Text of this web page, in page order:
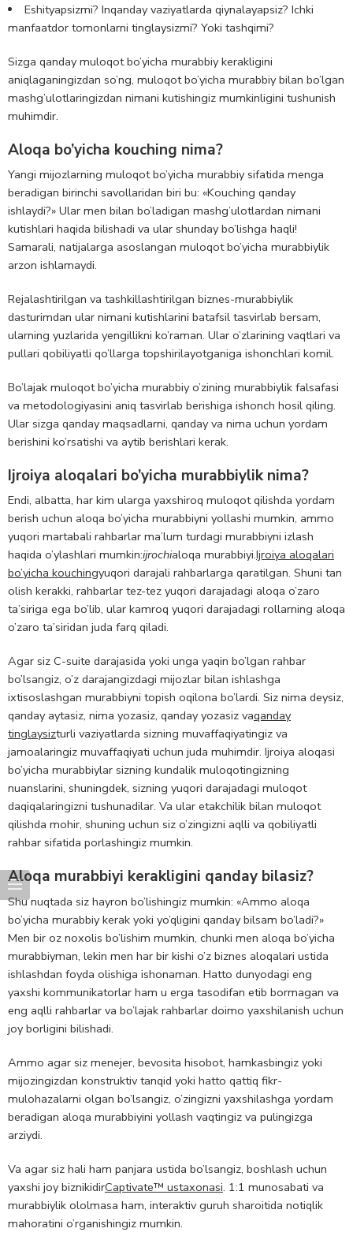
Eshityapsizmi? Inqanday vaziyatlarda qiynalayapsiz? Ichki
manfaatdor tomonlarni tinglaysizmi? Yoki tashqimi?
Sizga qanday muloqot bo’yicha murabbiy kerakligini
aniqlaganingizdan so’ng, muloqot bo’yicha murabbiy bilan bo’lgan
mashg’ulotlaringizdan nimani kutishingiz mumkinligini tushunish
muhimdir.
Aloqa bo’yicha kouching nima?
Yangi mijozlarning muloqot bo’yicha murabbiy sifatida menga
beradigan birinchi savollaridan biri bu: «Kouching qanday
ishlaydi?» Ular men bilan bo’ladigan mashg’ulotlardan nimani
kutishlari haqida bilishadi va ular shunday bo’lishga haqli!
Samarali, natijalarga asoslangan muloqot bo’yicha murabbiylik
arzon ishlamaydi.
Rejalashtirilgan va tashkillashtirilgan biznes-murabbiylik
dasturimdan ular nimani kutishlarini batafsil tasvirlab bersam,
ularning yuzlarida yengillikni ko’raman. Ular o’zlarining vaqtlari va
pullari qobiliyatli qo’llarga topshirilayotganiga ishonchlari komil.
Bo’lajak muloqot bo’yicha murabbiy o’zining murabbiylik falsafasi
va metodologiyasini aniq tasvirlab berishiga ishonch hosil qiling.
Ular sizga qanday maqsadlarni, qanday va nima uchun yordam
berishini ko’rsatishi va aytib berishlari kerak.
Ijroiya aloqalari bo’yicha murabbiylik nima?
Endi, albatta, har kim ularga yaxshiroq muloqot qilishda yordam
berish uchun aloqa bo’yicha murabbiyni yollashi mumkin, ammo
yuqori martabali rahbarlar ma’lum turdagi murabbiyni izlash
haqida o’ylashlari mumkin:ijrochialoqa murabbiyi.Ijroiya aloqalari
bo’yicha kouchingyuqori darajali rahbarlarga qaratilgan. Shuni tan
olish kerakki, rahbarlar tez-tez yuqori darajadagi aloqa o’zaro
ta’siriga ega bo’lib, ular kamroq yuqori darajadagi rollarning aloqa
o’zaro ta’siridan juda farq qiladi.
Agar siz C-suite darajasida yoki unga yaqin bo’lgan rahbar
bo’lsangiz, o’z darajangizdagi mijozlar bilan ishlashga
ixtisoslashgan murabbiyni topish oqilona bo’lardi. Siz nima deysiz,
qanday aytasiz, nima yozasiz, qanday yozasiz vaqanday
tinglaysizturli vaziyatlarda sizning muvaffaqiyatingiz va
jamoalaringiz muvaffaqiyati uchun juda muhimdir. Ijroiya aloqasi
bo’yicha murabbiylar sizning kundalik muloqotingizning
nuanslarini, shuningdek, sizning yuqori darajadagi muloqot
daqiqalaringizni tushunadilar. Va ular etakchilik bilan muloqot
qilishda mohir, shuning uchun siz o’zingizni aqlli va qobiliyatli
rahbar sifatida porlashingiz mumkin.
Aloqa murabbiyi kerakligini qanday bilasiz?
Shu nuqtada siz hayron bo’lishingiz mumkin: «Ammo aloqa
bo’yicha murabbiy kerak yoki yo’qligini qanday bilsam bo’ladi?»
Men bir oz noxolis bo’lishim mumkin, chunki men aloqa bo’yicha
murabbiyman, lekin men har bir kishi o’z biznes aloqalari ustida
ishlashdan foyda olishiga ishonaman. Hatto dunyodagi eng
yaxshi kommunikatorlar ham u erga tasodifan etib bormagan va
eng aqlli rahbarlar va bo’lajak rahbarlar doimo yaxshilanish uchun
joy borligini bilishadi.
Ammo agar siz menejer, bevosita hisobot, hamkasbingiz yoki
mijozingizdan konstruktiv tanqid yoki hatto qattiq fikr-
mulohazalarni olgan bo’lsangiz, o’zingizni yaxshilashga yordam
beradigan aloqa murabbiyini yollash vaqtingiz va pulingizga
arziydi.
Va agar siz hali ham panjara ustida bo’lsangiz, boshlash uchun
yaxshi joy biznikidirCaptivate™ ustaxonasi. 1:1 munosabati va
murabbiylik ololmasa ham, interaktiv guruh sharoitida notiqlik
mahoratini o’rganishingiz mumkin.